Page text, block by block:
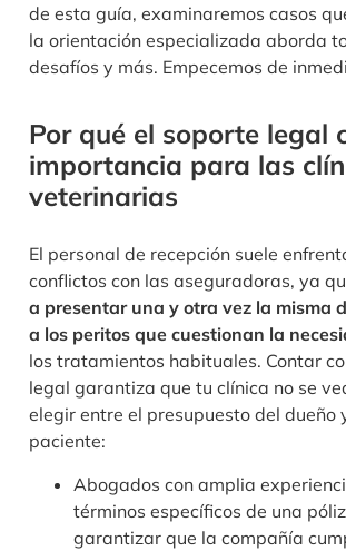
de esta guía, examinaremos casos
la orientación especializada aborda
desafíos y más. Empecemos de
Por qué el soporte legal
importancia para las
veterinarias
El personal de recepción suele
conflictos con las aseguradoras, ya
a presentar una y otra vez la misma
a los peritos que cuestionan la
los tratamientos habituales. Contar
legal garantiza que tu clínica no se
elegir entre el presupuesto del dueño
paciente:
Abogados con amplia
términos específicos de una
garantizar que la compañía